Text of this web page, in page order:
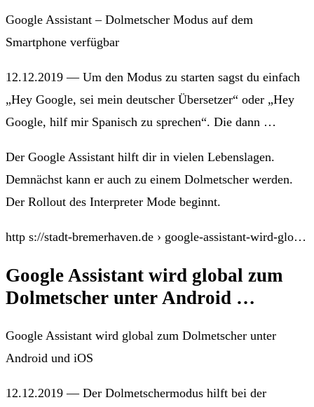
Google Assistant – Dolmetscher Modus auf dem
Smartphone verfügbar
12.12.2019 — Um den Modus zu starten sagst du einfach
„Hey Google, sei mein deutscher Übersetzer“ oder „Hey
Google, hilf mir Spanisch zu sprechen“. Die dann …
Der Google Assistant hilft dir in vielen Lebenslagen.
Demnächst kann er auch zu einem Dolmetscher werden.
Der Rollout des Interpreter Mode beginnt.
http s://stadt-bremerhaven.de › google-assistant-wird-glo…
Google Assistant wird global zum
Dolmetscher unter Android …
Google Assistant wird global zum Dolmetscher unter
Android und iOS
12.12.2019 — Der Dolmetschermodus hilft bei der